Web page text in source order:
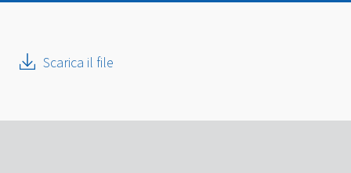
Scarica il file